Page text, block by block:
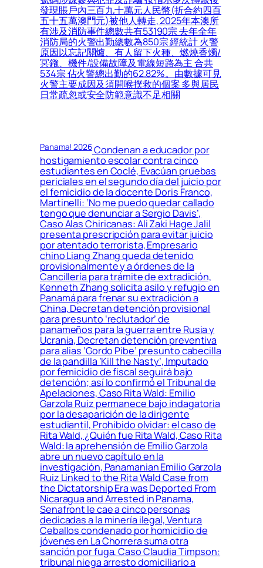
發現賬戶內三百九十萬元人民幣(折合約四百
五十五萬澳門元)被他人轉走, 2025年本澳所
有涉及消防事件總數共有53190宗 去年全年
消防局的火警出勤總數為850宗 經統計 火警
原因以忘記關爐、有人留下火種、燃燒香燭/
冥鏹、機件/設備故障及電線短路為主 合共
534宗 佔火警總出勤的62.82%。由數據可見
火警主要成因及須開喉撲救的個案 多與居民
日常疏忽或安全防範意識不足相關
Panama! 2026Condenan a educador por
hostigamiento escolar contra cinco
estudiantes en Coclé, Evacúan pruebas
periciales en el segundo día del juicio por
el femicidio de la docente Doris Franco,
Martinelli: ‘No me puedo quedar callado
tengo que denunciar a Sergio Davis’,
Caso Alas Chiricanas: Ali Zaki Hage Jalil
presenta prescripción para evitar juicio
por atentado terrorista, Empresario
chino Liang Zhang queda detenido
provisionalmente y a órdenes de la
Cancillería para trámite de extradición,
Kenneth Zhang solicita asilo y refugio en
Panamá para frenar su extradición a
China, Decretan detención provisional
para presunto ‘reclutador’ de
panameños para la guerra entre Rusia y
Ucrania, Decretan detención preventiva
para alias ‘Gordo Pibe’ presunto cabecilla
de la pandilla ‘Kill the Nasty’, Imputado
por femicidio de fiscal seguirá bajo
detención; así lo confirmó el Tribunal de
Apelaciones, Caso Rita Wald: Emilio
Garzola Ruiz permanece bajo indagatoria
por la desaparición de la dirigente
estudiantil, Prohibido olvidar: el caso de
Rita Wald, ¿Quién fue Rita Wald, Caso Rita
Wald: la aprehensión de Emilio Garzola
abre un nuevo capítulo en la
investigación, Panamanian Emilio Garzola
Ruiz Linked to the Rita Wald Case from
the Dictatorship Era was Deported From
Nicaragua and Arrested in Panama,
Senafront le cae a cinco personas
dedicadas a la minería ilegal, Ventura
Ceballos condenado por homicidio de
jóvenes en La Chorrera suma otra
sanción por fuga, Caso Claudia Timpson:
tribunal niega arresto domiciliario a